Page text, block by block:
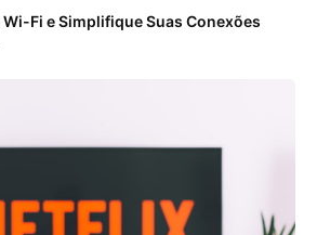
Fi e Simplifique Suas Conexões